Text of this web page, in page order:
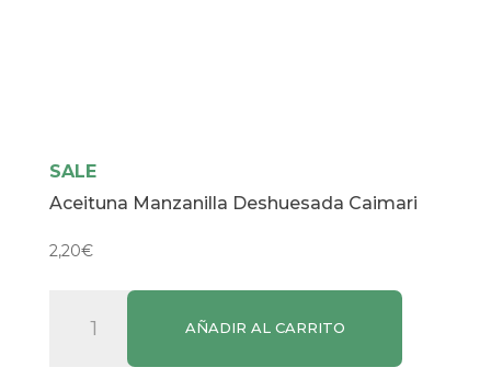
SALE
Aceituna Manzanilla Deshuesada Caimari
2,20€
Manzanilla
Deshuesada
AÑADIR AL CARRITO